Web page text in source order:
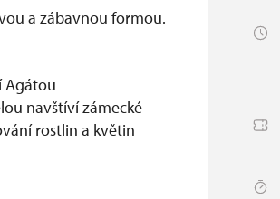
a zábavnou formou.
Agátou
navštíví zámecké
rostlin a květin